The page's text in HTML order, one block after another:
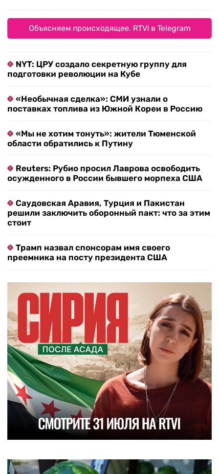
Объясняем происходящее. RTVI в Telegram
NYT: ЦРУ создало секретную группу для
подготовки революции на Кубе
«Необычная сделка»: СМИ узнали о
поставках топлива из Южной Кореи в Россию
«Мы не хотим тонуть»: жители Тюменской
области обратились к Путину
Reuters: Рубио просил Лаврова освободить
осужденного в России бывшего морпеха США
Саудовская Аравия, Турция и Пакистан
решили заключить оборонный пакт: что за этим
стоит
Трамп назвал спонсорам имя своего
преемника на посту президента США